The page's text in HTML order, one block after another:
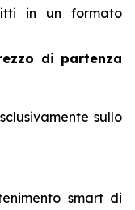
in un formato
di partenza
sullo
smart di